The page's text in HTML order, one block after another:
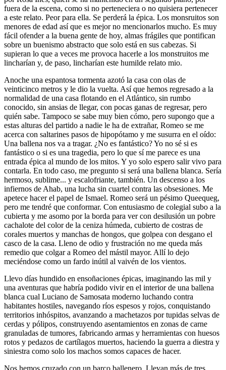
fuera de la escena, como si no perteneciera o no quisiera pertenecer
a este relato. Peor para ella. Se perderá la épica. Los monsruitos son
menores de edad así que es mejor no mencionarlos mucho. Es muy
fácil ofender a la buena gente de hoy, almas frágiles que pontifican
sobre un buenismo abstracto que solo está en sus cabezas. Si
supieran lo que a veces me provoca hacerle a los monstruitos me
lincharían y, de paso, lincharían este humilde relato mio.
Anoche una espantosa tormenta azotó la casa con olas de
veinticinco metros y le dio la vuelta. Así que hemos regresado a la
normalidad de una casa flotando en el Atlántico, sin rumbo
conocido, sin ansias de llegar, con pocas ganas de regresar, pero
quién sabe. Tampoco se sabe muy bien cómo, pero supongo que a
estas alturas del partido a nadie le ha de extrañar, Romeo se me
acerca con saltarines pasos de hipopótamo y me susurra en el oído:
Una ballena nos va a tragar. ¿No es fantástico? Yo no sé si es
fantástico o si es una tragedia, pero lo que sí me parece es una
entrada épica al mundo de los mitos. Y yo solo espero salir vivo para
contarla. En todo caso, me pregunto si será una ballena blanca. Sería
hermoso, sublime... y escalofriante, también. Un descenso a los
infiernos de Ahab, una lucha sin cuartel contra las obsesiones. Me
apetece hacer el papel de Ismael. Romeo será un pésimo Queequeg,
pero me tendré que conformar. Con entusiasmo de colegial subo a la
cubierta y me asomo por la borda para ver con desilusión un pobre
cachalote del color de la ceniza húmeda, cubierto de costras de
corales muertos y manchas de hongos, que golpea con desgano el
casco de la casa. Lleno de odio y frustración no me queda más
remedio que colgar a Romeo del mástil mayor. Allí lo dejo
meciéndose como un fardo inútil al vaivén de los vientos.
Llevo días hundido en ensoñaciones épicas, imaginando las mil y
una aventuras que habría podido vivir en el interior de una ballena
blanca cual Luciano de Samosata moderno luchando contra
habitantes hostiles, navegando ríos espesos y rojos, conquistando
territorios inhóspitos, avanzando a machetazos por tupidas selvas de
cerdas y pólipos, construyendo asentamientos en zonas de carne
granuladas de tumores, fabricando armas y herramientas con huesos
rotos y pedazos de cartílagos muertos, haciendo la guerra a diestra y
siniestra como solo los machos somos capaces de hacer.
Nos hemos cruzado con un barco ballenero. Llevan más de tres